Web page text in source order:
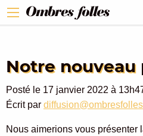
Notre nouveau
Posté le 17 janvier 2022 à
Écrit par
Nous aimerions vous présenter